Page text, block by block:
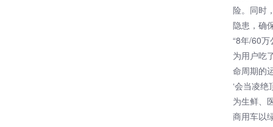
险。同时
隐患，确
“8年/60
为用户吃
命周期的
‘会当凌
为生鲜、
商用车以